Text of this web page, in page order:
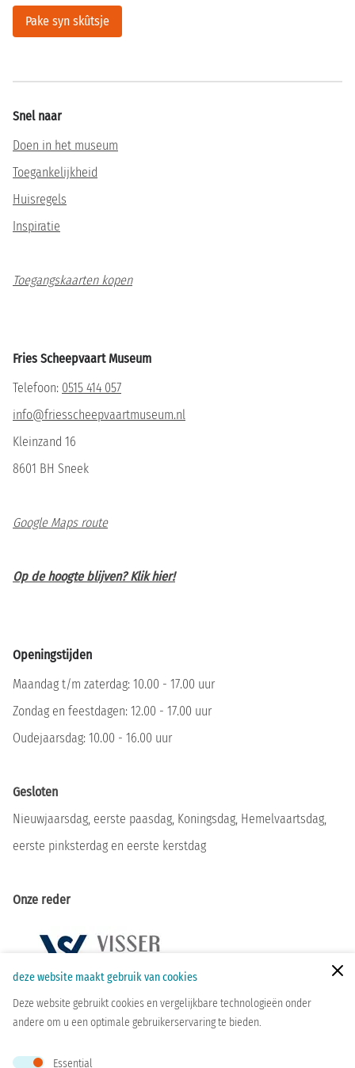
Zoeken
Pake syn skûtsje
Snel naar
Doen in het museum
Toegankelijkheid
Huisregels
Inspiratie
Toegangskaarten kopen
Fries Scheepvaart Museum
Telefoon: 0515 414 057
info@friesscheepvaartmuseum.nl
Kleinzand 16
8601 BH Sneek
Google Maps route
Op de hoogte blijven? Klik hier!
Openingstijden
Maandag t/m zaterdag: 10.00 - 17.00 uur
Zondag en feestdagen: 12.00 - 17.00 uur
Oudejaarsdag: 10.00 - 16.00 uur
Gesloten
Nieuwjaarsdag, eerste paasdag, Koningsdag, Hemelvaartsdag,
eerste pinksterdag en eerste kerstdag
Onze reder
deze website maakt gebruik van cookies
Deze website gebruikt cookies en vergelijkbare technologieën onder
andere om u een optimale gebruikerservaring te bieden.
Essential